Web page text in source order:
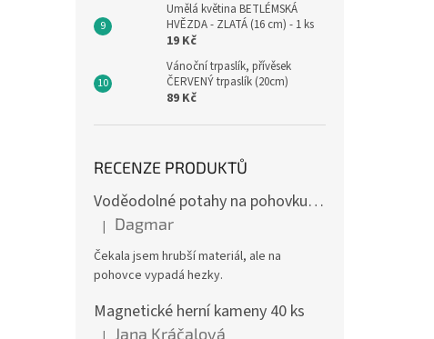
Umělá květina BETLÉMSKÁ
HVĚZDA - ZLATÁ (16 cm) - 1 ks
19 Kč
Vánoční trpaslík, přívěsek
ČERVENÝ trpaslík (20cm)
89 Kč
RECENZE PRODUKTŮ
Voděodolné potahy na pohovku se vzorem
Hodnocení produktu je 4 z 5 hvězdiček.
| Dagmar
Čekala jsem hrubší materiál, ale na
pohovce vypadá hezky.
Magnetické herní kameny 40 ks
Jana Kráčalová